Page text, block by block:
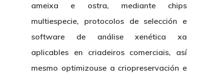
ameixa e ostra, mediante chips
multiespecie, protocolos de selección e
software de análise xenética xa
aplicables en criadeiros comerciais, así
mesmo optimizouse a criopreservación e